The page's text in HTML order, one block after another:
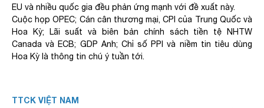
EU và nhiều quốc gia đều phản ứng mạnh với đề xuất này.
Cuộc họp OPEC; Cán cân thương mại, CPI của Trung Quốc và
Hoa Kỳ; Lãi suất và biên bản chính sách tiền tệ NHTW
Canada và ECB; GDP Anh; Chỉ số PPI và niềm tin tiêu dùng
Hoa Kỳ là thông tin chú ý tuần tới.
TTCK VIỆT NAM